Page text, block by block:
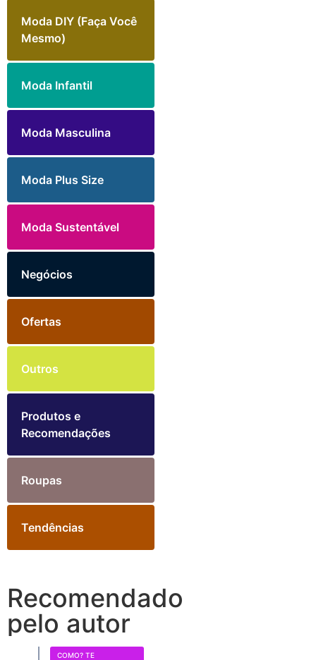
Moda DIY (Faça Você
Mesmo)
Moda Infantil
Moda Masculina
Moda Plus Size
Moda Sustentável
Negócios
Ofertas
Outros
Produtos e
Recomendações
Roupas
Tendências
Recomendado
pelo autor
COMO? TE